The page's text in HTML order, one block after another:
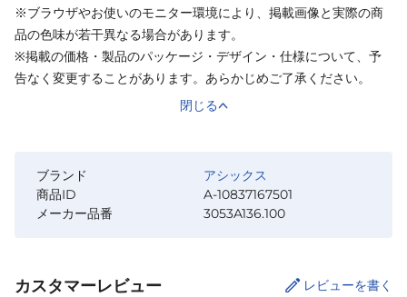
※ブラウザやお使いのモニター環境により、掲載画像と実際の商
品の色味が若干異なる場合があります。
※掲載の価格・製品のパッケージ・デザイン・仕様について、予
告なく変更することがあります。あらかじめご了承ください。
閉じる
ブランド
アシックス
商品ID
A-10837167501
メーカー品番
3053A136.100
カスタマーレビュー レビューを書く